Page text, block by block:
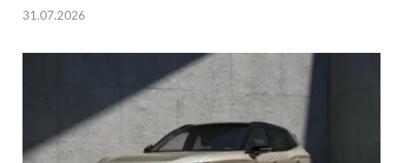
31.07.2026